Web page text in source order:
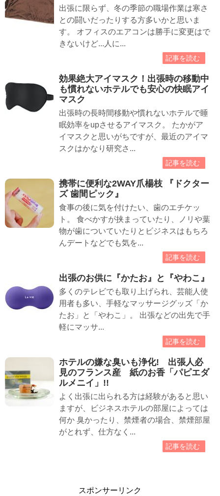
出張に限らず、冬の季節の職場作業は寒さ
との闘いだったりする方多いかと思いま
す。 オフィスのエアコンは勝手に変更はで
きないけど...人に...
記事を読む
効果絶大アイマスク！出張時の移動中
も慣れないホテルでも安心の快眠アイ
マスク
出張時の長時間移動や慣れないホテルで睡
眠効率をupさせるアイマスク。 たかがア
イマスクと思いがちですが、最近のアイマ
スクはかなり研究さ...
記事を読む
携帯に便利な2WAY爪楊枝 『ドクター
ズ 歯間ピック』
食事の後に気を付けたい、歯のエチケッ
ト。 食べかすが挟まっていたり、ノリや葉
物が歯についていたりとビジネスはもちろ
んデートなどでも気を...
記事を読む
出張のお供に『かたお』と『やわこ』
多くのテレビでも取り上げられ、芸能人使
用者も多い、手軽なマッサージグッズ「か
たお」と「やわこ」。 出張などの出先で手
軽にマッサ...
記事を読む
ホテルの嫌な臭いも浄化! 出張人必
見のフランス産 紙のお香「パピエダ
ルメニイ」!!
よく出張に出られる方は経験があると思い
ますが、ビジネスホテルの部屋によっては
何か 臭かったり、禁煙者の場合、禁煙部屋
がとれず、仕方なく...
記事を読む
スポンサーリンク